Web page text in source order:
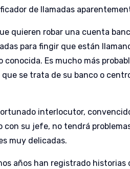
de llamadas
quieren robar una cuenta
para fingir que están
Es mucho más
se trata de su banco o
interlocutor,
con su jefe, no tendrá
muy delicadas.
años han registrado